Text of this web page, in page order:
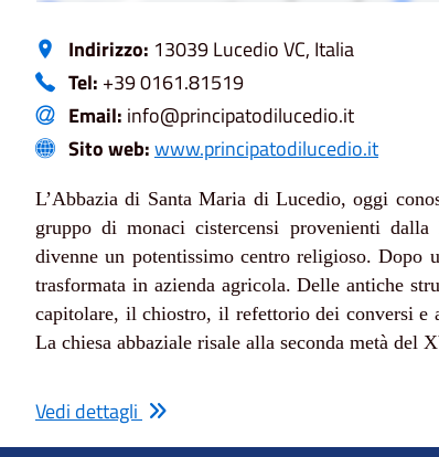
Indirizzo: 13039 Lucedio VC, Italia
Tel: +39 0161.81519
Email: info@principatodilucedio.it
Sito web:www.principatodilucedio.it
L’Abbazia di Santa Maria di Lucedio, oggi
gruppo di monaci cistercensi provenienti
divenne un potentissimo centro religioso.
trasformata in azienda agricola. Delle antiche
capitolare, il chiostro, il refettorio dei conversi
La chiesa abbaziale risale alla seconda metà del
Vedi dettagli